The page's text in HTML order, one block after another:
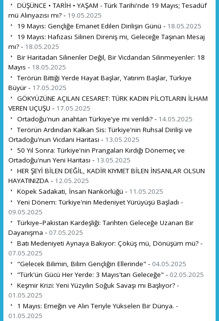
DÜŞÜNCE • TARİH • YAŞAM - Türk Tarihi'nde 19 Mayıs; Tesadüf
mü Alınyazısı mı? - 19.05.2025
19 Mayıs: Gençliğe Emanet Edilen Dirilişin Günü - 18.05.2025
19 Mayıs: Hafızası Silinen Direniş mi, Geleceğe Taşınan Mesaj
mı? - 18.05.2025
Bir Haritadan Silinenler Değil, Bir Vicdandan Silinmeyenler: 18
Mayıs - 18.05.2025
Terörün Bittiği Yerde Hayat Başlar, Yatırım Başlar, Türkiye
Büyür - 17.05.2025
GÖKYÜZÜNE AÇILAN CESARET: TÜRK KADIN PİLOTLARIN İLHAM
VEREN UÇUŞU - 17.05.2025
Ortadoğu'nun anahtarı Türkiye'ye mi verildi? - 14.05.2025
Terörün Ardından Kalkan Sis: Türkiye'nin Ruhsal Dirilişi ve
Ortadoğu'nun Vicdani Haritası - 13.05.2025
50 Yıl Sonra: Türkiye'nin Prangaları Kırdığı Dönemeç ve
Ortadoğu'nun Yeni Haritası - 13.05.2025
HER ŞEYİ BİLEN DEĞİL, KADİR KIYMET BİLEN İNSANLAR OLSUN
HAYATINIZDA - 12.05.2025
Köpek Sadakati, İnsan Nankörlüğü - 11.05.2025
Yeni Dönem: Türkiye'nin Medeniyet Yürüyüşü Başladı -
09.05.2025
Türkiye–Pakistan Kardeşliği: Tarihten Geleceğe Uzanan Bir
Dayanışma - 07.05.2025
Batı Medeniyeti Aynaya Bakıyor: Çöküş mü, Dönüşüm mü? -
07.05.2025
"Gelecek Bilimin, Bilim Gençliğin Ellerinde" - 04.05.2025
"Türk'ün Gücü Her Yerde: 3 Mayıs'tan Geleceğe" - 02.05.2025
Keşmir Krizi: Yeni Yüzyılın Soğuk Savaşı mı Başlıyor? -
01.05.2025
1 Mayıs: Emeğin ve Alın Teriyle Yükselen Bir Dünya. -
01.05.2025